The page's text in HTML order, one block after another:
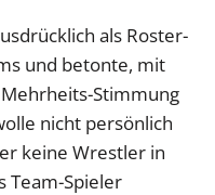
als Roster-
und betonte, mit
Stimmung
nicht persönlich
keine Wrestler in
Team-Spieler